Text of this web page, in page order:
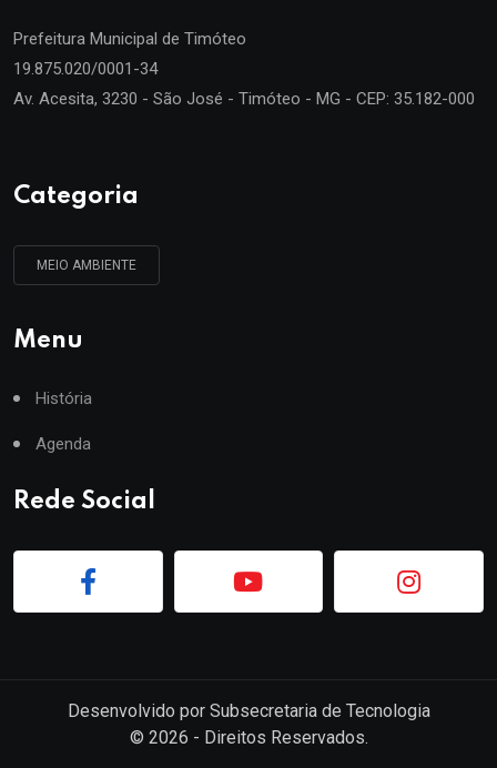
Prefeitura Municipal de Timóteo
19.875.020/0001-34
Av. Acesita, 3230 - São José - Timóteo - MG - CEP: 35.182-000
Categoria
MEIO AMBIENTE
Menu
História
Agenda
Rede Social
Desenvolvido por Subsecretaria de Tecnologia
© 2026 - Direitos Reservados.